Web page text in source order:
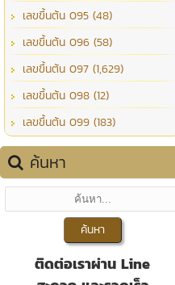
เลขขึ้นต้น 095 (48)
เลขขึ้นต้น 096 (58)
เลขขึ้นต้น 097 (1,629)
เลขขึ้นต้น 098 (12)
เลขขึ้นต้น 099 (183)
ค้นหา
ติดต่อเราผ่าน Line